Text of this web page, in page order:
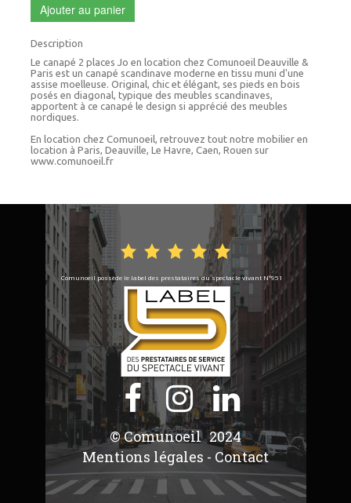
Ajouter au panier
Description
Le canapé 2 places Jo en location chez Comunoeil Deauville &
Paris est un canapé scandinave moderne en tissu muni d'une
assise moelleuse. Original, chic et élégant, ses pieds en bois
posés en diagonal, typique des meubles scandinaves,
apportent à ce canapé le design si apprécié des meubles
nordiques.
En location chez Comunoeil, retrouvez tout notre mobilier en
location à Paris, Deauville, Le Havre, Caen, Rouen sur
www.comunoeil.fr
Comunoeil possède le label des prestataires du spectacle vivant N°951
  
© Comunoeil 2024
Mentions légales - Contact